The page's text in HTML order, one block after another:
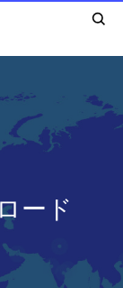
ード